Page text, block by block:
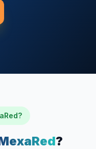
en tu zona
?